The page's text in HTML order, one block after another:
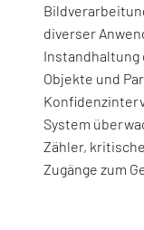
diverser
Instandhaltung
Objekte und
System
Zähler,
Zugänge zum